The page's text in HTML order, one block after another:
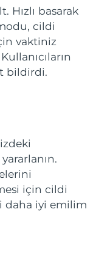
Hızlı basarak
cildi
vaktiniz
bildirdi.
için cildi
daha iyi emilim
teslim tarihi8/9/26
teslim tarihi
teslim tarihi
teslim tarihi
teslim tarihi
teslim tarihi8/10/26
teslim tarihi
teslim tarihi